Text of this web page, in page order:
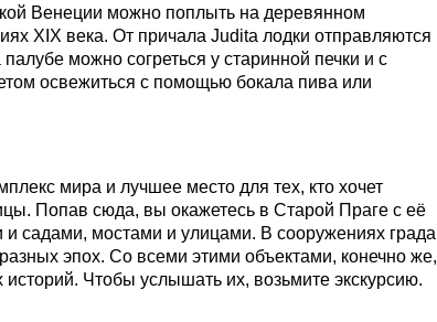
Венеции можно поплыть на деревянном
XIX века. От причала Judita лодки отправляются
можно согреться у старинной печки и с
освежиться с помощью бокала пива или
мира и лучшее место для тех, кто хочет
Попав сюда, вы окажетесь в Старой Праге с её
садами, мостами и улицами. В сооружениях града
эпох. Со всеми этими объектами, конечно же,
Чтобы услышать их, возьмите экскурсию.